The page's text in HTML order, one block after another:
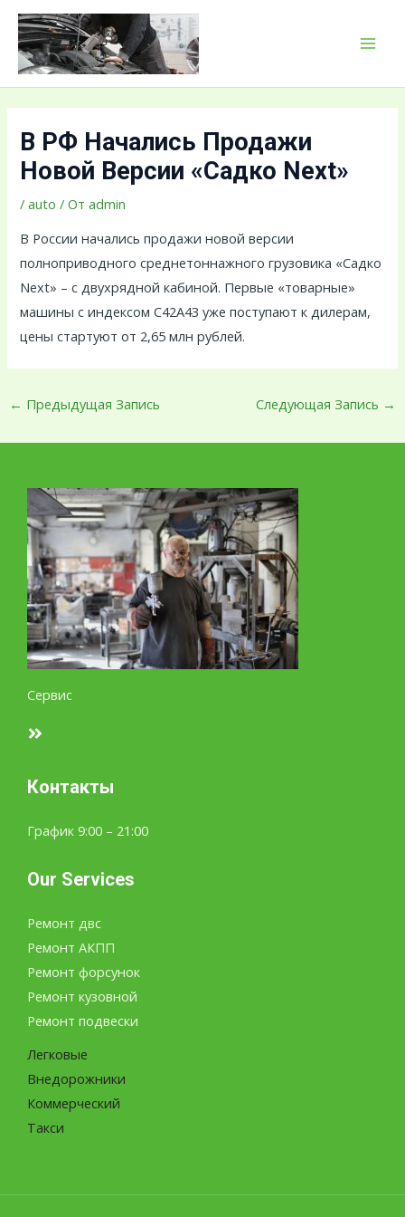
Перейти
содержимому
В РФ Начались Продажи
Новой Версии «Садко Next»
/auto / Отadmin
В России начались продажи новой версии
полноприводного среднетоннажного грузовика «Садко
Next» – с двухрядной кабиной. Первые «товарные»
машины с индексом C42A43 уже поступают к дилерам,
цены стартуют от 2,65 млн рублей.
Навигация
по
записям
← Предыдущая Запись Следующая Запись →
Сервис
Контакты
График 9:00 – 21:00
Our Services
Ремонт двс
Ремонт АКПП
Ремонт форсунок
Ремонт кузовной
Ремонт подвески
Легковые
Внедорожники
Коммерческий
Такси